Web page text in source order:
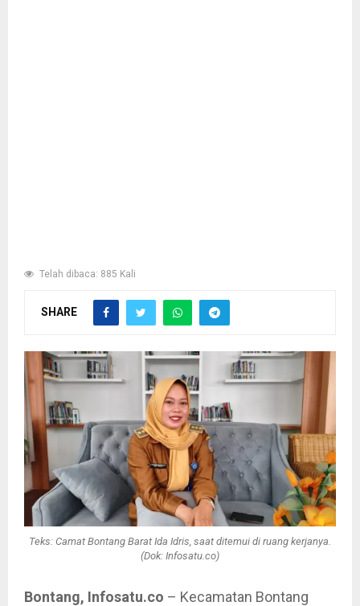
Telah dibaca: 885 Kali
SHARE
Teks: Camat Bontang Barat Ida Idris, saat ditemui di ruang kerjanya.
(Dok: Infosatu.co)
Bontang, Infosatu.co – Kecamatan Bontang